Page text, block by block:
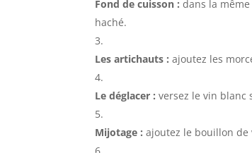
Fond de cuisson : dans la
haché.
Les artichauts : ajoutez les
Le déglacer : versez le vin blanc
Mijotage : ajoutez le bouillon